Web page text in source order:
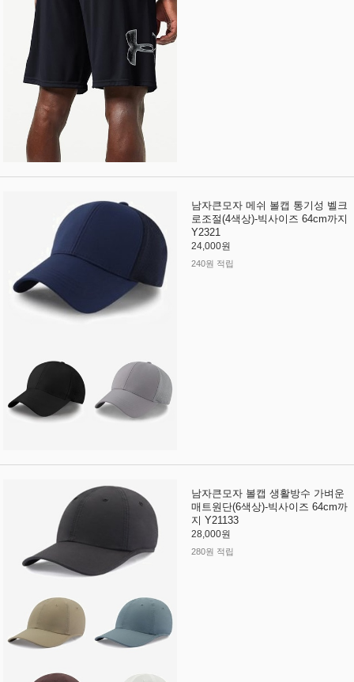
남자큰모자 메쉬 볼캡 통기성 벨크
로조절(4색상)-빅사이즈 64cm까지
Y2321
24,000원
240원 적립
남자큰모자 볼캡 생활방수 가벼운
매트원단(6색상)-빅사이즈 64cm까
지 Y21133
28,000원
280원 적립